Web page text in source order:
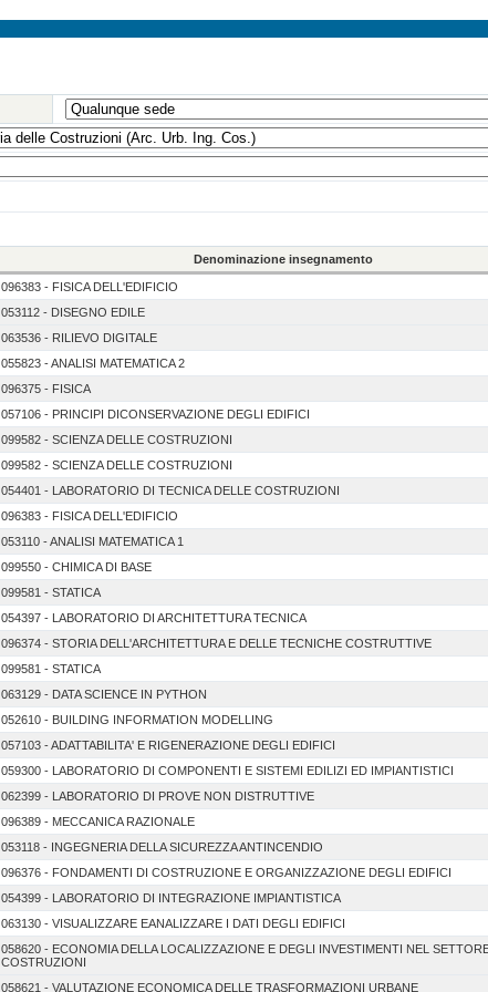
Denominazione insegnamento
096383 - FISICA DELL'EDIFICIO
053112 - DISEGNO EDILE
063536 - RILIEVO DIGITALE
055823 - ANALISI MATEMATICA 2
096375 - FISICA
057106 - PRINCIPI DICONSERVAZIONE DEGLI EDIFICI
099582 - SCIENZA DELLE COSTRUZIONI
099582 - SCIENZA DELLE COSTRUZIONI
054401 - LABORATORIO DI TECNICA DELLE COSTRUZIONI
096383 - FISICA DELL'EDIFICIO
053110 - ANALISI MATEMATICA 1
099550 - CHIMICA DI BASE
099581 - STATICA
054397 - LABORATORIO DI ARCHITETTURA TECNICA
096374 - STORIA DELL'ARCHITETTURA E DELLE TECNICHE COSTRUTTIVE
099581 - STATICA
063129 - DATA SCIENCE IN PYTHON
052610 - BUILDING INFORMATION MODELLING
057103 - ADATTABILITA' E RIGENERAZIONE DEGLI EDIFICI
059300 - LABORATORIO DI COMPONENTI E SISTEMI EDILIZI ED IMPIANTISTICI
062399 - LABORATORIO DI PROVE NON DISTRUTTIVE
096389 - MECCANICA RAZIONALE
053118 - INGEGNERIA DELLA SICUREZZA ANTINCENDIO
096376 - FONDAMENTI DI COSTRUZIONE E ORGANIZZAZIONE DEGLI EDIFICI
054399 - LABORATORIO DI INTEGRAZIONE IMPIANTISTICA
063130 - VISUALIZZARE EANALIZZARE I DATI DEGLI EDIFICI
058620 - ECONOMIA DELLA LOCALIZZAZIONE E DEGLI INVESTIMENTI NEL
COSTRUZIONI
058621 - VALUTAZIONE ECONOMICA DELLE TRASFORMAZIONI URBANE